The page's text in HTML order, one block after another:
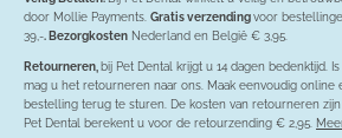
door Mollie Payments. Gratis verzendingvoor
39,-. Bezorgkosten Nederland en België € 3,95.
Retourneren, bij Pet Dental krijgt u 14 dagen bedenktijd.
mag u het retourneren naar ons. Maak eenvoudig online
bestelling terug te sturen. De kosten van retourneren
Pet Dental berekent u voor de retourzending € 2,95.